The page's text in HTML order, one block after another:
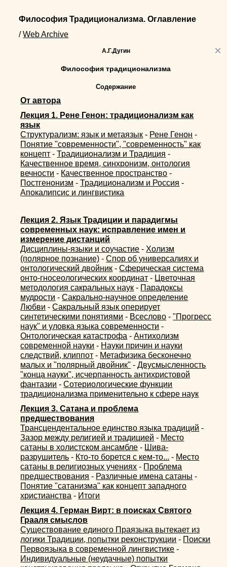
×
Философия Традиционализма. Оглавление
/ Web Archive
А.Г.Дугин
Философия традиционализма
Содержание
От автора
Лекция 1. Рене Генон: традиционализм как
язык
Структурализм: язык и метаязык - Рене Генон -
Понятие "современности", "современность" как
концепт -Традиционализм и Традиция -
Качественное время, синхронизм, онтология
вечности - Качественное пространство -
Постгенонизм -Традиционализм и Россия -
Апокалипсис и лингвистика
Лекция 2. Язык Традиции и парадигмы
современных наук: исправление имен и
измерение дистанций
Дисциплины-языки и соучастие - Холизм
(полярное познание) -Спор об универсалиях и
онтологический двойник -Сферическая система
онто-гносеологических координат - Цветочная
методология сакральных наук - Парадоксы
мудрости -Сакрально-научное определение
Любви -Сакральный язык оперирует
синтетическими понятиями - Всеслово -"Прогресс
наук" и уловка языка современности -
Онтологическая катастрофа -Антихолизм
современной науки - Науки причин и науки
следствий, клиппот - Метафизика бесконечно
малых и "полярный двойник" -Двусмысленность
"конца науки", исчерпанность антихристовой
фантазии -Сотериологические функции
традиционализма применительно к сфере наук
Лекция 3. Сатана и проблема
предшествования
Трансцендентальное единство языка традиций -
Зазор между религией и традицией - Место
сатаны в холистском ансамбле - Шива-
разрушитель - Кто-то борется с кем-то... - Место
сатаны в религиозных учениях - Проблема
предшествования - Различные имена сатаны -
Понятие "сатанизма" как концепт западного
христианства - Итоги
Лекция 4. Герман Вирт: в поисках Святого
Грааля смыслов
Существование единого Праязыка вытекает из
логики Традиции, попытки реконструкции - Поиски
Первоязыка в современной лингвистике -
Индивидуальные (неудачные) попытки